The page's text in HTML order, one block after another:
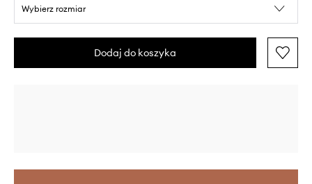
Wybierz rozmiar
Dodaj do koszyka